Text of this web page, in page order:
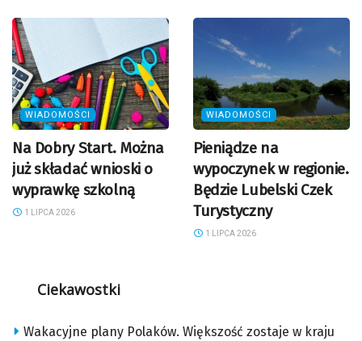
WIADOMOŚCI
Na Dobry Start. Można
już składać wnioski o
wyprawkę szkolną
1 LIPCA 2026
WIADOMOŚCI
Pieniądze na
wypoczynek w regionie.
Będzie Lubelski Czek
Turystyczny
1 LIPCA 2026
Ciekawostki
Wakacyjne plany Polaków. Większość zostaje w kraju